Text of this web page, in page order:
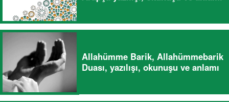
Allahümme Barik, Allahümmebarik
Duası, yazılışı, okunuşu ve anlamı